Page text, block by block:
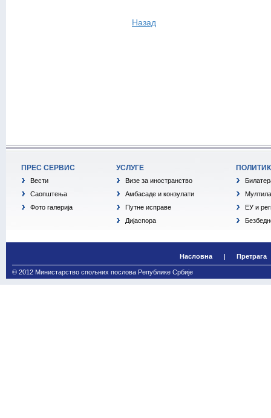
Назад
ПРЕС СЕРВИС
Вести
Саопштења
Фото галерија
УСЛУГЕ
Визе за иностранство
Амбасаде и конзулати
Путне исправе
Дијаспора
ЕУ и
Насловна Претрага
© 2012 Министарство спољних послова Републике Србије